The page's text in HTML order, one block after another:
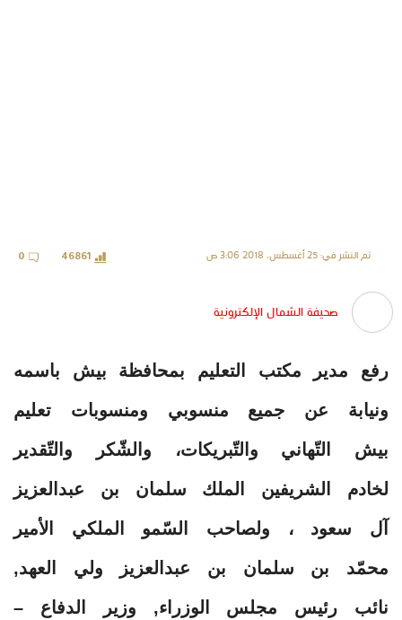
تم النشر في: 25 أغسطس، 2018 3:06 ص 46861
0
صحيفة الشمال الإلكترونية
رفع مدير مكتب التعليم بمحافظة بيش باسمه
ونيابة عن جميع منسوبي ومنسوبات تعليم
بيش التّهاني والتّبريكات، والشّكر والتّقدير
لخادم الشريفين الملك سلمان بن عبدالعزيز
آل سعود ، ولصاحب السّمو الملكي الأمير
محمّد بن سلمان بن عبدالعزيز ولي العهد,
نائب رئيس مجلس الوزراء, وزير الدفاع –